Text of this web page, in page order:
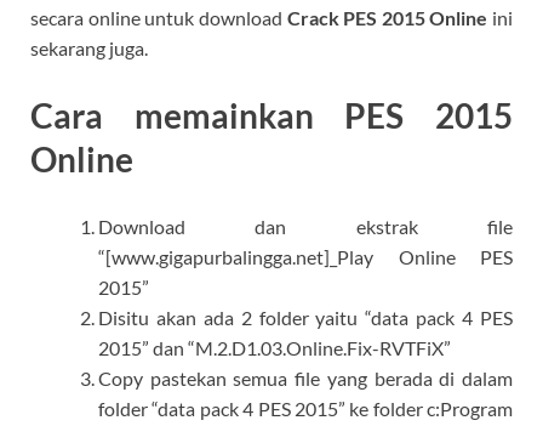
secara online untuk download Crack PES 2015 Online ini
sekarang juga.
Cara memainkan PES 2015
Online
Download dan ekstrak file
“[www.gigapurbalingga.net]_Play Online PES
2015”
Disitu akan ada 2 folder yaitu “data pack 4 PES
2015” dan “M.2.D1.03.Online.Fix-RVTFiX”
Copy pastekan semua file yang berada di dalam
folder “data pack 4 PES 2015” ke folder c:Program